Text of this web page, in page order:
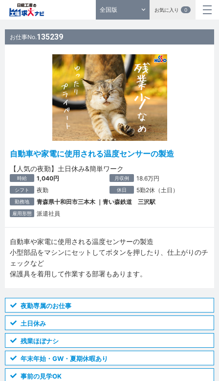
全国版 お気に入り 0
お仕事No.135239
自動車や家電に使用される温度センサーの製造
【人気の夜勤】土日休み&簡単ワーク
時給 1,040円 月収例 18.6万円
シフト 夜勤 休日 5勤2休（土日）
勤務地 青森県十和田市三本木 ｜青い森鉄道 三沢駅
雇用形態 派遣社員
自動車や家電に使用される温度センサーの製造
小型部品をマシンにセットしてボタンを押したり、仕上がりのチ
ェックなど
保護具を着用して作業する部署もあります。
夜勤専属のお仕事
土日休み
残業ほぼナシ
年末年始・GW・夏期休暇あり
事前の見学OK